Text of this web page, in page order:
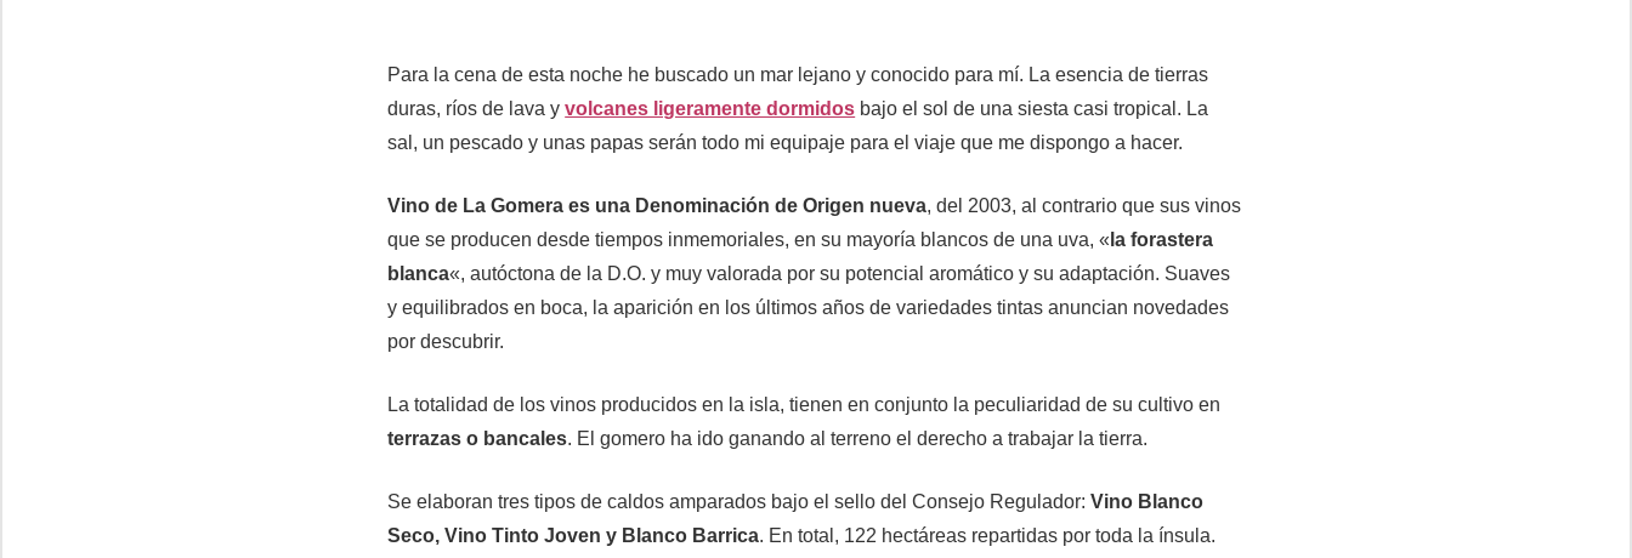
Para la cena de esta noche he buscado un mar lejano y conocido para mí. La esencia de tierras
duras, ríos de lava yvolcanes ligeramente dormidos bajo el sol de una siesta casi tropical. La
sal, un pescado y unas papas serán todo mi equipaje para el viaje que me dispongo a hacer.
Vino de La Gomera es una Denominación de Origen nueva, del 2003, al contrario que sus vinos
que se producen desde tiempos inmemoriales, en su mayoría blancos de una uva, « la forastera
blanca«, autóctona de la D.O. y muy valorada por su potencial aromático y su adaptación. Suaves
y equilibrados en boca, la aparición en los últimos años de variedades tintas anuncian novedades
por descubrir.
La totalidad de los vinos producidos en la isla, tienen en conjunto la peculiaridad de su cultivo en
terrazas o bancales. El gomero ha ido ganando al terreno el derecho a trabajar la tierra.
Se elaboran tres tipos de caldos amparados bajo el sello del Consejo Regulador:Vino Blanco
Seco, Vino Tinto Joven y Blanco Barrica. En total, 122 hectáreas repartidas por toda la ínsula.